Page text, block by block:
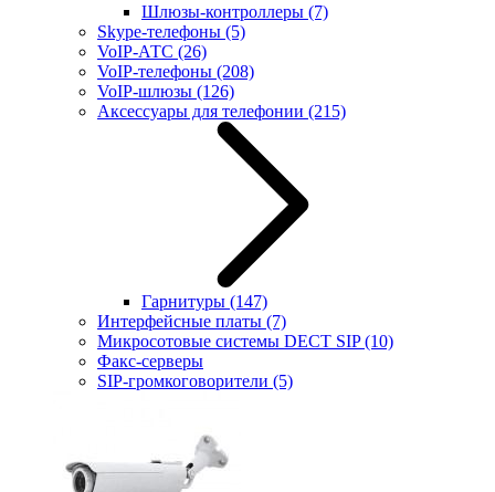
Шлюзы-контроллеры (7)
Skype-телефоны (5)
VoIP-АТС (26)
VoIP-телефоны (208)
VoIP-шлюзы (126)
Аксессуары для телефонии (215)
Гарнитуры (147)
Интерфейсные платы (7)
Микросотовые системы DECT SIP(10)
Факс-серверы
SIP-громкоговорители (5)